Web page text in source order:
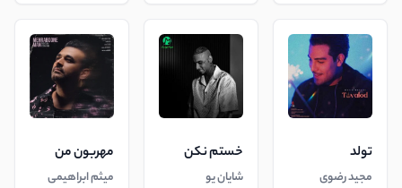
تولد
مجید رضوی
خستم نکن
شایان یو
مهربون من
میثم ابراهیمی